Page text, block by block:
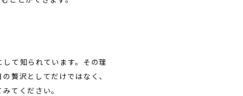
て知られています。その理
贅沢としてだけではなく、
てください。